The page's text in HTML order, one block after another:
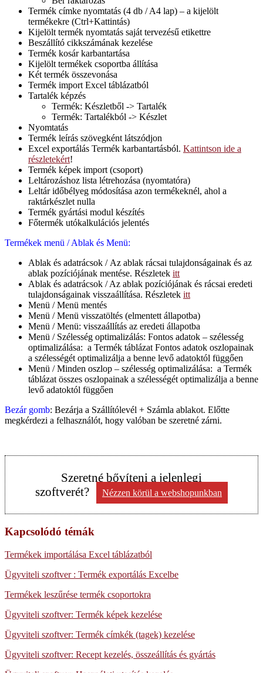
Termék címke nyomtatás (4 db / A4 lap) – a kijelölt
termékekre (Ctrl+Kattintás)
Kijelölt termék nyomtatás saját tervezésű etikettre
Beszállító cikkszámának kezelése
Termék kosár karbantartása
Kijelölt termékek csoportba állítása
Két termék összevonása
Termék import Excel táblázatból
Tartalék képzés
Termék: Készletből -> Tartalék
Termék: Tartalékból -> Készlet
Nyomtatás
Termék leírás szövegként látszódjon
Excel exportálás Termék karbantartásból. Kattintson ide a
részletekért!
Termék képek import (csoport)
Leltározáshoz lista létrehozása (nyomtatóra)
Leltár időbélyeg módosítása azon termékeknél, ahol a
raktárkészlet nulla
Termék gyártási modul készítés
Főtermék utókalkulációs jelentés
Termékek menü / Ablak és Menü:
Ablak és adatrácsok / Az ablak rácsai tulajdonságainak és az
ablak pozíciójának mentése. Részletek itt
Ablak és adatrácsok / Az ablak pozíciójának és rácsai eredeti
tulajdonságainak visszaállítása. Részletek itt
Menü / Menü mentés
Menü / Menü visszatöltés (elmentett állapotba)
Menü / Menü: visszaállítás az eredeti állapotba
Menü / Szélesség optimalizálás: Fontos adatok – szélesség
optimalizálása: a Termék táblázat Fontos adatok oszlopainak
a szélességét optimalizálja a benne levő adatoktól függően
Menü / Minden oszlop – szélesség optimalizálása: a Termék
táblázat összes oszlopainak a szélességét optimalizálja a benne
levő adatoktól függően
Bezár gomb: Bezárja a Szállítólevél + Számla ablakot. Előtte
megkérdezi a felhasználót, hogy valóban be szeretné zárni.
Szeretné bővíteni a jelenlegi
szoftverét?
Nézzen körül a webshopunkban
Kapcsolódó témák
Termékek importálása Excel táblázatból
Ügyviteli szoftver : Termék exportálás Excelbe
Termékek leszűrése termék csoportokra
Ügyviteli szoftver: Termék képek kezelése
Ügyviteli szoftver: Termék címkék (tagek) kezelése
Ügyviteli szoftver: Recept kezelés, összeállítás és gyártás